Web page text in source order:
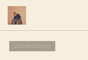
2017.06.12 07:19